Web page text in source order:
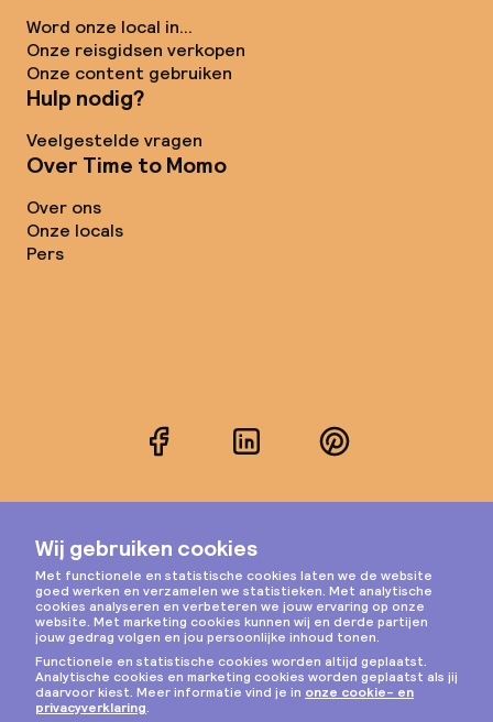
Word onze local in...
Onze reisgidsen verkopen
Onze content gebruiken
Hulp nodig?
Veelgestelde vragen
Over Time to Momo
Over ons
Onze locals
Pers
FacebookLinkedInPinterest
Instagram